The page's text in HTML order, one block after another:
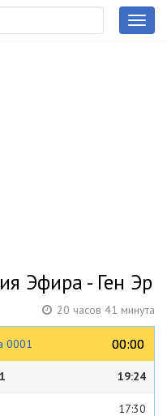
Эфира - Ген Эр
20 часов 41 минута
0001 00:00
00:00
19:24
17:30